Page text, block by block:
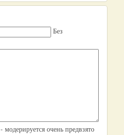
Без
- модерируется очень предвзято